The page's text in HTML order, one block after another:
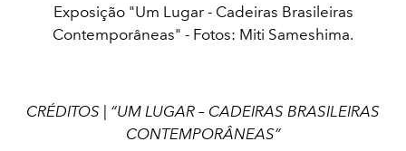
Exposição "Um Lugar - Cadeiras Brasileiras
Contemporâneas" - Fotos: Miti Sameshima.
CRÉDITOS | “UM LUGAR – CADEIRAS BRASILEIRAS
CONTEMPORÂNEAS”